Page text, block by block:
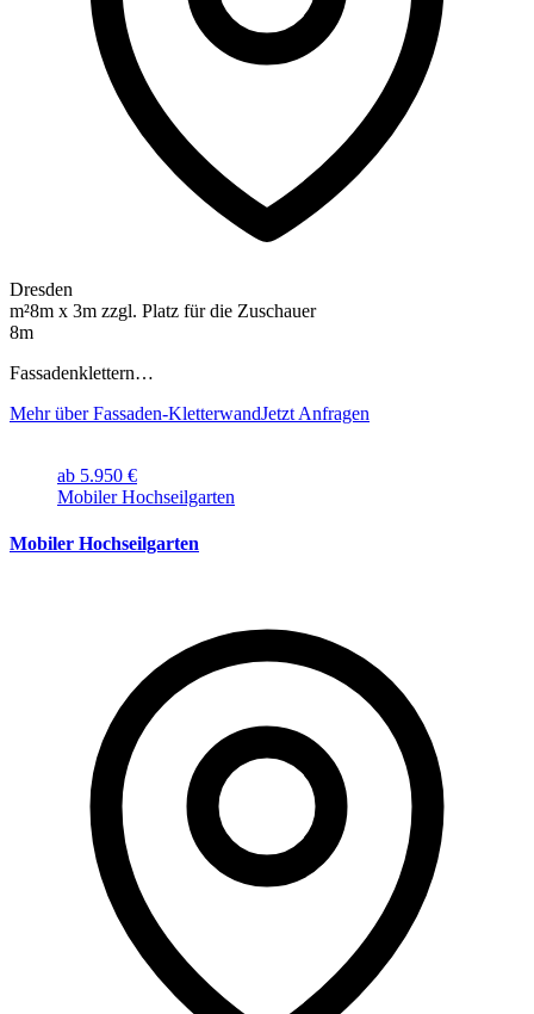
Dresden
m²8m x 3m zzgl. Platz für die Zuschauer
8m
Fassadenklettern…
Mehr über Fassaden-KletterwandJetzt Anfragen
ab 5.950 €
Mobiler Hochseilgarten
Mobiler Hochseilgarten